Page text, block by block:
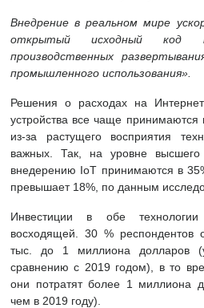
Внедрение в реальном мире
открытый исходный код
производственных
промышленного использования».
Решения о расходах на
устройства все чаще принимаются
из-за растущего восприятия
важных. Так, на уровне
внедерению IoT принимаются в
превышает 18%, по данным
Инвестиции в обе
восходящей. 30 % респондентов
тыс. до 1 миллиона долларов
сравнению с 2019 годом), в то
они потратят более 1 миллиона
чем в 2019 году).